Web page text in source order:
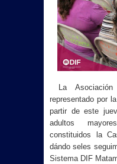
La
representado por
partir de este
adultos
constituidos la
dándo seles
Sistema DIF